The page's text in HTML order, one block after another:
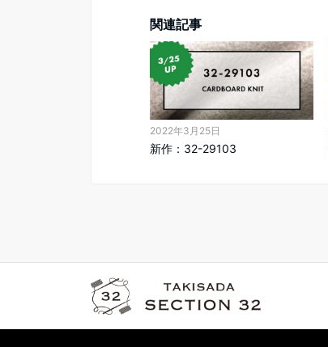
関連記事
2022年3月25日
新作：32-29103